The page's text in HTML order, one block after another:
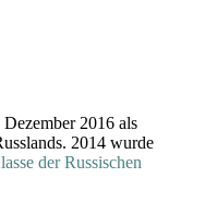
2016 als
2014 wurde
der Russischen